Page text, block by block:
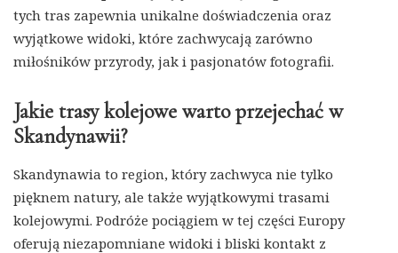
tych tras zapewnia unikalne doświadczenia oraz
wyjątkowe widoki, które zachwycają zarówno
miłośników przyrody, jak i pasjonatów fotografii.
Jakie trasy kolejowe warto przejechać w
Skandynawii?
Skandynawia to region, który zachwyca nie tylko
pięknem natury, ale także wyjątkowymi trasami
kolejowymi. Podróże pociągiem w tej części Europy
oferują niezapomniane widoki i bliski kontakt z